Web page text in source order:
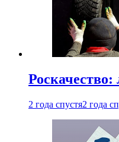
2 года спустя2 года